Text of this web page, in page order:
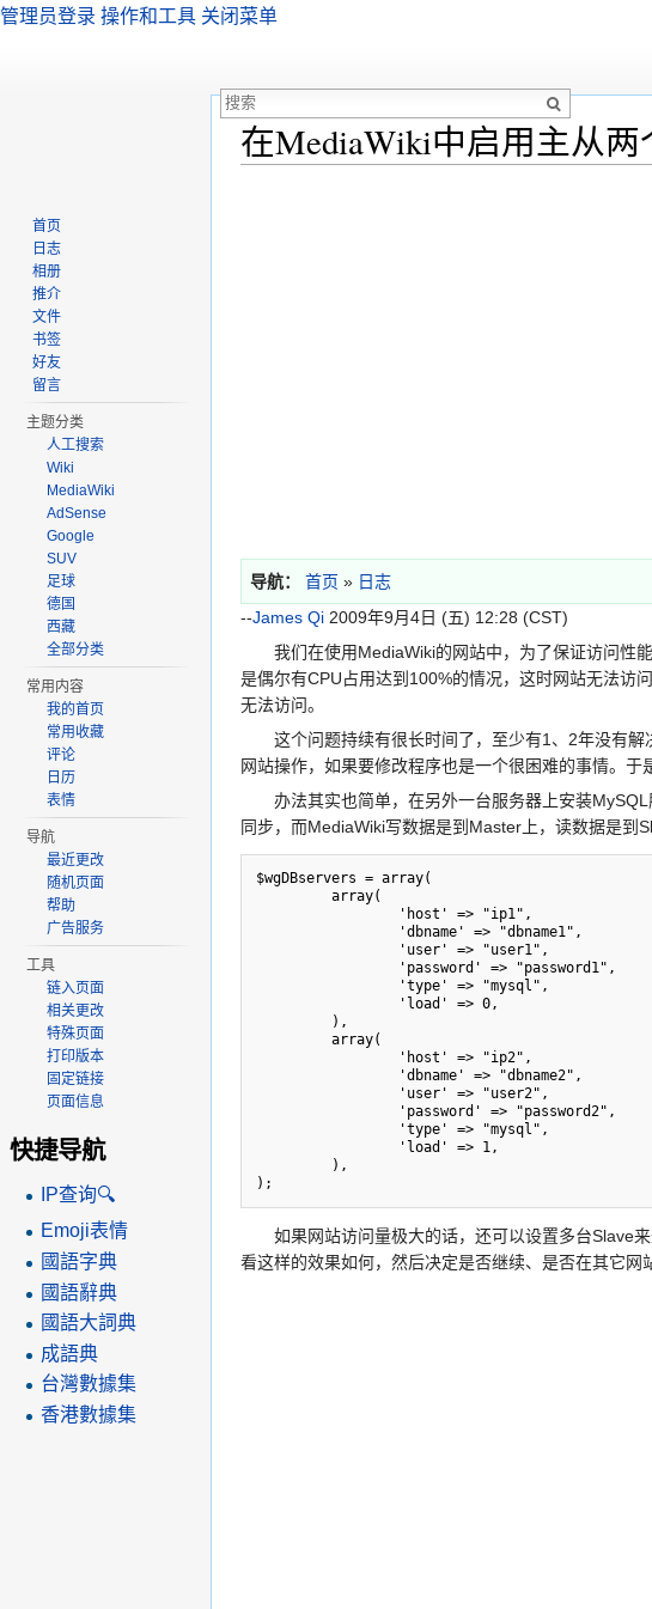
在MediaWiki中启用主从
导航： 首页 » 日志
--James Qi 2009年9月4日 (五) 12:28 (CST)
我们在使用MediaWiki的网站中，为了保证访问性能
是偶尔有CPU占用达到100%的情况，这时网站无法访
无法访问。
这个问题持续有很长时间了，至少有1、2年没有解
网站操作，如果要修改程序也是一个很困难的事情。
办法其实也简单，在另外一台服务器上安装MySQL
同步，而MediaWiki写数据是到Master上，读数据是到
$wgDBservers = array(
如果网站访问量极大的话，还可以设置多台Slave来
看这样的效果如何，然后决定是否继续、是否在其它网
管理员登录 操作和工具 关闭菜单
首页
日志
相册
推介
文件
书签
好友
留言
主题分类
人工搜索
Wiki
MediaWiki
AdSense
Google
SUV
足球
德国
西藏
全部分类
常用内容
我的首页
常用收藏
评论
日历
表情
导航
最近更改
随机页面
帮助
广告服务
工具
链入页面
相关更改
特殊页面
打印版本
固定链接
页面信息
快捷导航
IP查询🔍
Emoji表情
國語字典
國語辭典
國語大詞典
成語典
台灣數據集
香港數據集